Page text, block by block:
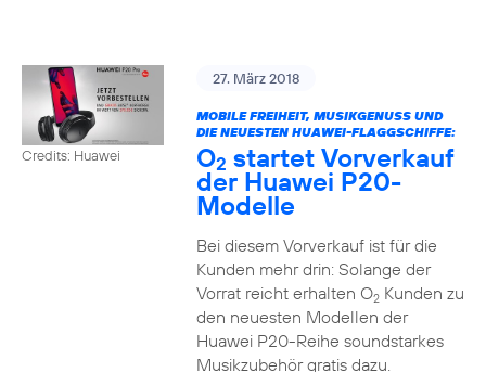
Credits: Huawei
27. März 2018
MOBILE FREIHEIT, MUSIKGENUSS UND
DIE NEUESTEN HUAWEI-FLAGGSCHIFFE:
O2 startet Vorverkauf
der Huawei P20-
Modelle
Bei diesem Vorverkauf ist für die
Kunden mehr drin: Solange der
Vorrat reicht erhalten O2Kunden zu
den neuesten Modellen der
Huawei P20-Reihe soundstarkes
Musikzubehör gratis dazu.